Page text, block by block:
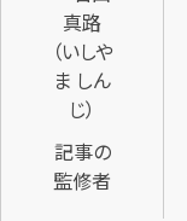
記事の
監修者